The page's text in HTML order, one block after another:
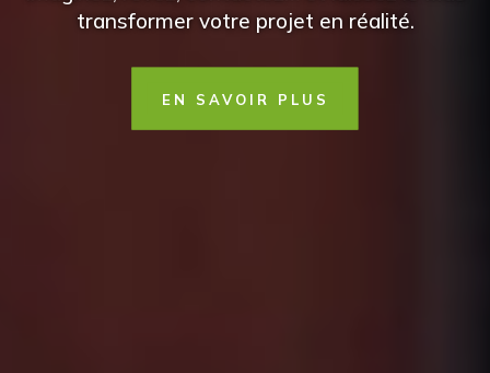
transformer votre projet en réalité.
EN SAVOIR PLUS